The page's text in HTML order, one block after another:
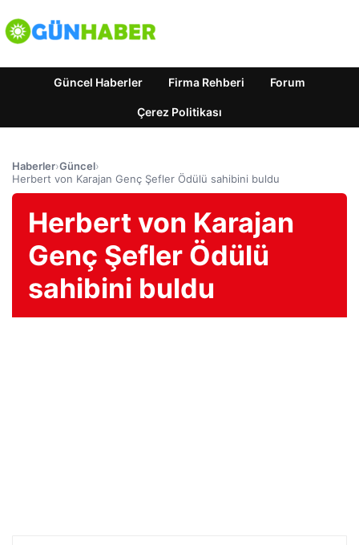
Güncel Haberler Firma Rehberi Forum
Çerez Politikası
Haberler›Güncel›
Herbert von Karajan Genç Şefler Ödülü sahibini buldu
Herbert von Karajan
Genç Şefler Ödülü
sahibini buldu